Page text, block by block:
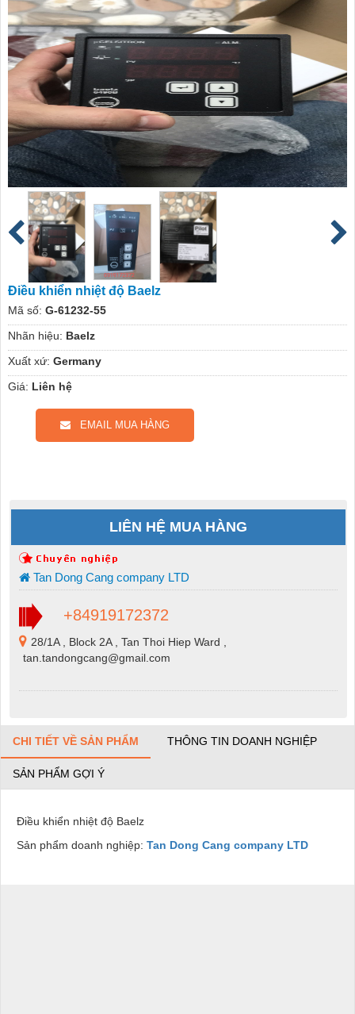
Điều khiển nhiệt độ Baelz
Mã số: G-61232-55
Nhãn hiệu: Baelz
Xuất xứ: Germany
Giá: Liên hệ
EMAIL MUA HÀNG
LIÊN HỆ MUA HÀNG
Tan Dong Cang company LTD
+84919172372
28/1A , Block 2A , Tan Thoi Hiep Ward ,
tan.tandongcang@gmail.com
CHI TIẾT VỀ SẢN PHẨM THÔNG TIN DOANH NGHIỆP
SẢN PHẨM GỢI Ý
Điều khiển nhiệt độ Baelz
Sản phẩm doanh nghiệp: Tan Dong Cang company LTD